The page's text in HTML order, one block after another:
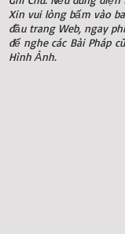
Xin vui lòng bấm vào
đầu trang Web, ngay
để nghe các Bài Pháp
Hình Ảnh.